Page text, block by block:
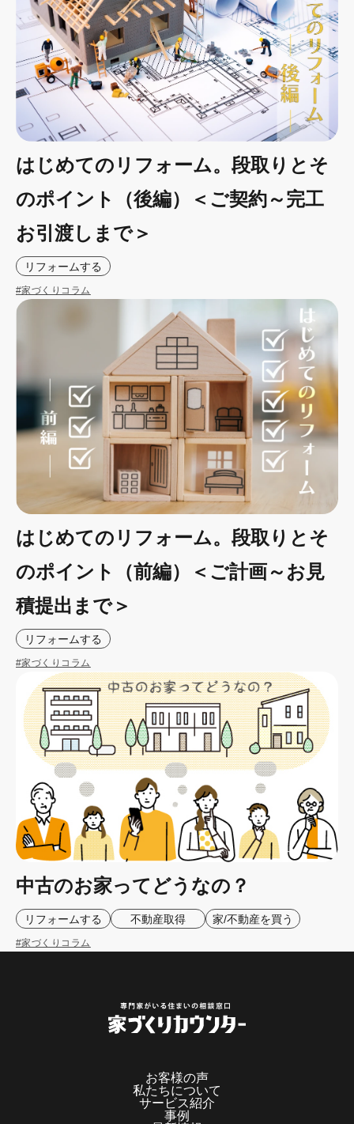
はじめてのリフォーム。段取りとそ
のポイント（後編）＜ご契約～完工
お引渡しまで＞
リフォームする
#家づくりコラム
はじめてのリフォーム。段取りとそ
のポイント（前編）＜ご計画～お見
積提出まで＞
リフォームする
#家づくりコラム
中古のお家ってどうなの？
リフォームする 不動産取得 家/不動産を買う
#家づくりコラム
お客様の声
私たちについて
サービス紹介
事例